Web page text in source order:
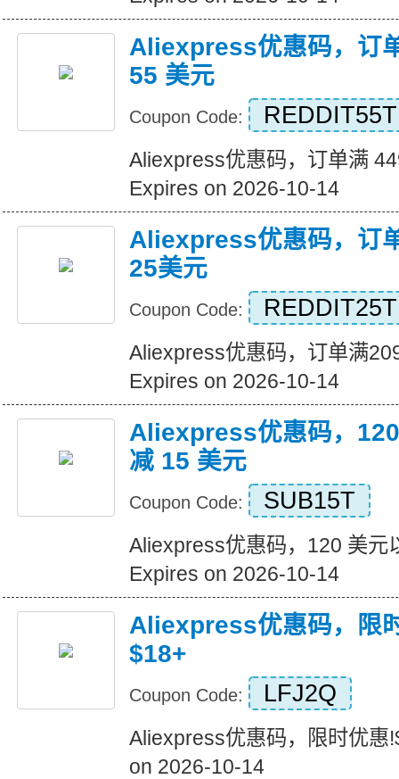
Aliexpress优惠码，订
55 美元
Coupon Code: REDDIT55T
Aliexpress优惠码，订单满
Expires on 2026-10-14
Aliexpress优惠码，订
25美元
Coupon Code: REDDIT25T
Aliexpress优惠码，订单满
Expires on 2026-10-14
Aliexpress优惠码，
减 15 美元
Coupon Code: SUB15T
Aliexpress优惠码，120 美元
Expires on 2026-10-14
Aliexpress优惠码，限
$18+
Coupon Code: LFJ2Q
Aliexpress优惠码，限时优惠
on 2026-10-14